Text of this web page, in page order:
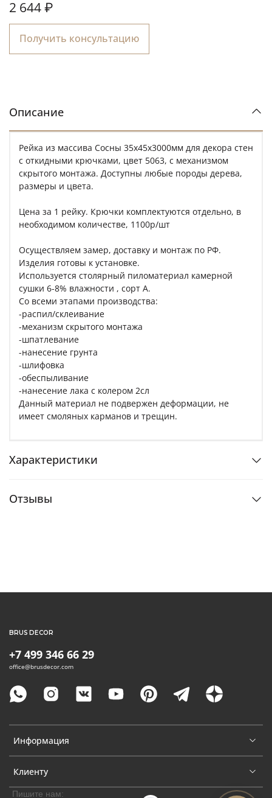
2 644 ₽
Получить консультацию
Описание
Рейка из массива Сосны 35х45х3000мм для декора стен
с откидными крючками, цвет 5063, с механизмом
скрытого монтажа. Доступны любые породы дерева,
размеры и цвета.
Цена за 1 рейку. Крючки комплектуются отдельно, в
необходимом количестве, 1100р/шт
Осуществляем замер, доставку и монтаж по РФ.
Изделия готовы к установке.
Используется столярный пиломатериал камерной
сушки 6-8% влажности , сорт A.
Со всеми этапами производства:
-распил/склеивание
-механизм скрытого монтажа
-шпатлевание
-нанесение грунта
-шлифовка
-обеспыливание
-нанесение лака с колером 2сл
Данный материал не подвержен деформации, не
имеет смоляных карманов и трещин.
Характеристики
Отзывы
Информация
Клиенту
+7 499 346 66 29
office@brusdecor.com
BRUS DECOR
Пишите нам: